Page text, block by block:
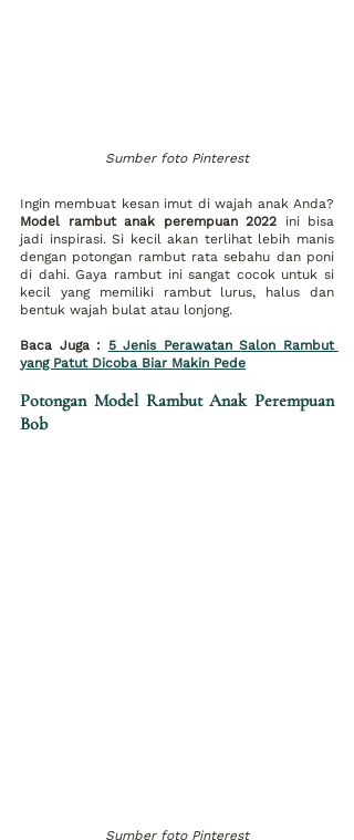
Sumber foto Pinterest
Model rambut anak perempuan 2022 ini bisa
jadi inspirasi. Si kecil akan terlihat lebih manis
dengan potongan rambut rata sebahu dan poni
di dahi. Gaya rambut ini sangat cocok untuk si
kecil yang memiliki rambut lurus, halus dan
bentuk wajah bulat atau lonjong.
Baca Juga : 5 Jenis Perawatan Salon Rambut
yang Patut Dicoba Biar Makin Pede
Potongan Model Rambut Anak Perempuan
Bob
Sumber foto Pinterest